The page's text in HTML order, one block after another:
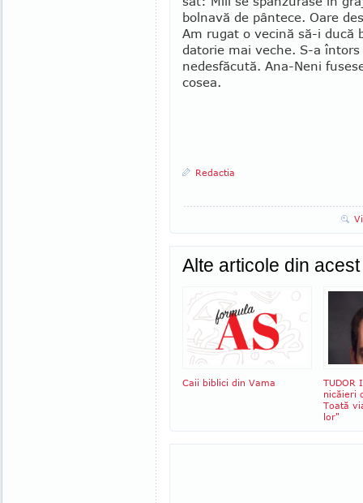
bolnavă de pântece. Oare
Am rugat o vecină să-i ducă
da­torie mai veche. S-a
nedesfăcută. Ana-Neni
cosea.
Redactia
Alte articole din
Caii biblici din Vama
TUDOR
nicăieri
Toată
lor"